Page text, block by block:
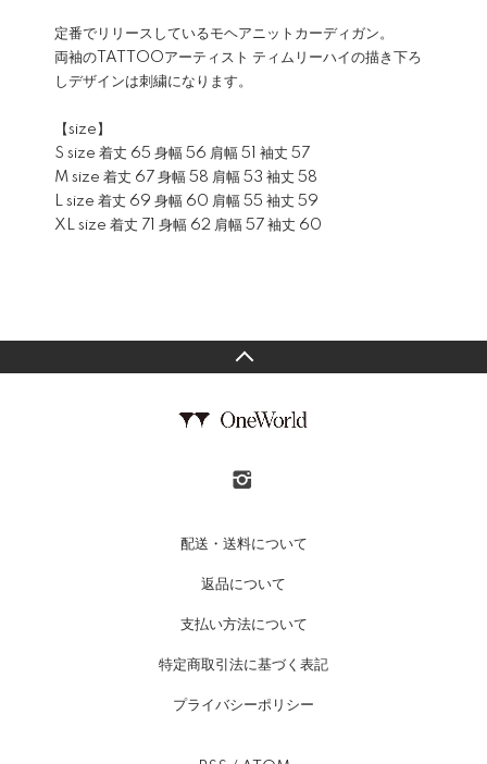
定番でリリースしているモヘアニットカーディガン。
両袖のTATTOOアーティスト ティムリーハイの描き下ろ
しデザインは刺繍になります。
【size】
S size 着丈 65 身幅 56 肩幅 51 袖丈 57
M size 着丈 67 身幅 58 肩幅 53 袖丈 58
L size 着丈 69 身幅 60 肩幅 55 袖丈 59
XL size 着丈 71 身幅 62 肩幅 57 袖丈 60
配送・送料について
返品について
支払い方法について
特定商取引法に基づく表記
プライバシーポリシー